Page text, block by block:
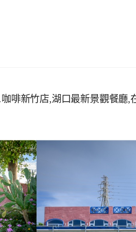
啡新竹店,湖口最新景觀餐廳,